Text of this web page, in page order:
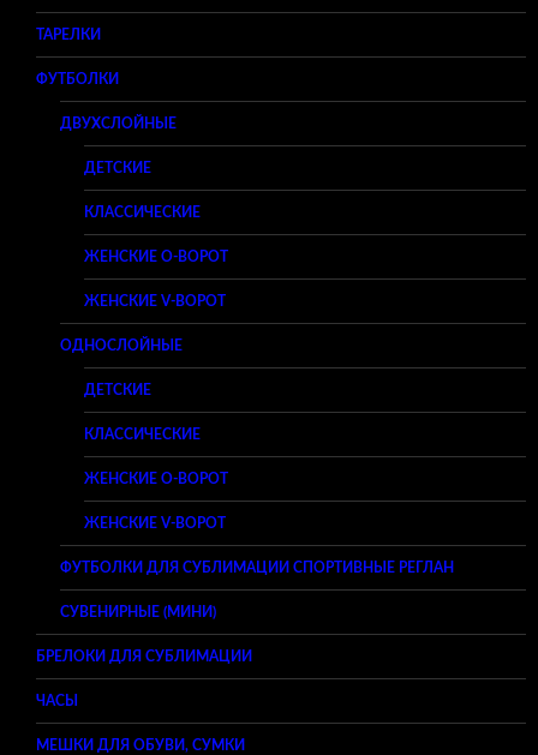
ТАРЕЛКИ
ФУТБОЛКИ
ДВУХСЛОЙНЫЕ
ДЕТСКИЕ
КЛАССИЧЕСКИЕ
ЖЕНСКИЕ O-ВОРОТ
ЖЕНСКИЕ V-ВОРОТ
ОДНОСЛОЙНЫЕ
ДЕТСКИЕ
КЛАССИЧЕСКИЕ
ЖЕНСКИЕ O-ВОРОТ
ЖЕНСКИЕ V-ВОРОТ
ФУТБОЛКИ ДЛЯ СУБЛИМАЦИИ СПОРТИВНЫЕ РЕГЛАН
СУВЕНИРНЫЕ (МИНИ)
БРЕЛОКИ ДЛЯ СУБЛИМАЦИИ
ЧАСЫ
МЕШКИ ДЛЯ ОБУВИ, СУМКИ